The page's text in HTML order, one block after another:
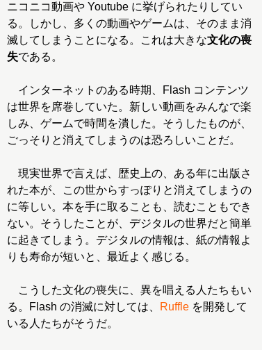
ニコニコ動画や Youtube に挙げられたりしてい
る。しかし、多くの動画やゲームは、そのまま消
滅してしまうことになる。これは大きな文化の喪
失である。
インターネットのある時期、Flash コンテンツ
は世界を席巻していた。新しい動画をみんなで楽
しみ、ゲームで時間を潰した。そうしたものが、
ごっそりと消えてしまうのは恐ろしいことだ。
現実世界で言えば、歴史上の、ある年に出版さ
れた本が、この世からすっぽりと消えてしまうの
に等しい。本を手に取ることも、読むこともでき
ない。そうしたことが、デジタルの世界だと簡単
に起きてしまう。デジタルの情報は、紙の情報よ
りも寿命が短いと、最近よく感じる。
こうした文化の喪失に、異を唱える人たちもい
る。Flash の消滅に対しては、
Ruffle を開発して
いる人たちがそうだ。